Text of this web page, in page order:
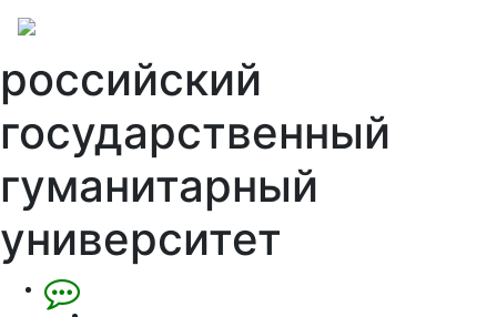
российский
государственный
гуманитарный
университет